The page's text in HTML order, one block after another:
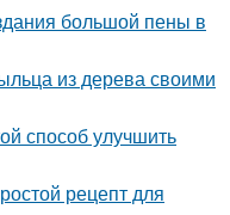
большой пены в
из дерева своими
способ улучшить
рецепт для